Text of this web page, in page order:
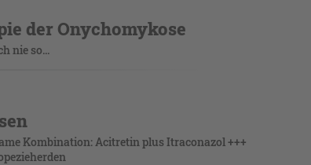
der Onychomykose
nie so...
Kombination: Acitretin plus Itraconazol +++